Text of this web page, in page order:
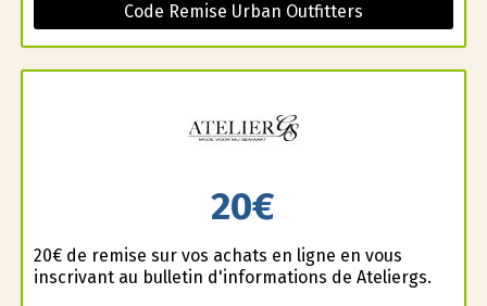
Code Remise Urban Outfitters
20€
20€ de remise sur vos achats en ligne en vous
inscrivant au bulletin d'informations de Ateliergs.